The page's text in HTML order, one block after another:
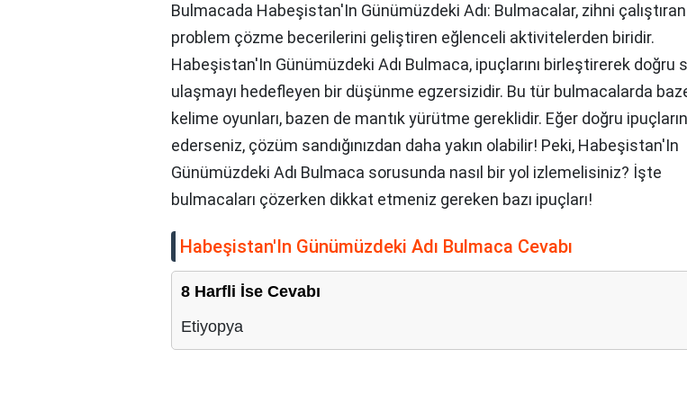
Bulmacada Habeşistan'In Günümüzdeki Adı: Bulmacalar, zihni
problem çözme becerilerini geliştiren eğlenceli aktivitelerden biridir.
Habeşistan'In Günümüzdeki Adı Bulmaca, ipuçlarını birleştirerek doğru
ulaşmayı hedefleyen bir düşünme egzersizidir. Bu tür bulmacalarda
kelime oyunları, bazen de mantık yürütme gereklidir. Eğer doğru
ederseniz, çözüm sandığınızdan daha yakın olabilir! Peki, Habeşistan'In
Günümüzdeki Adı Bulmaca sorusunda nasıl bir yol izlemelisiniz? İşte
bulmacaları çözerken dikkat etmeniz gereken bazı ipuçları!
Habeşistan'In Günümüzdeki Adı Bulmaca Cevabı
8 Harfli İse Cevabı
Etiyopya